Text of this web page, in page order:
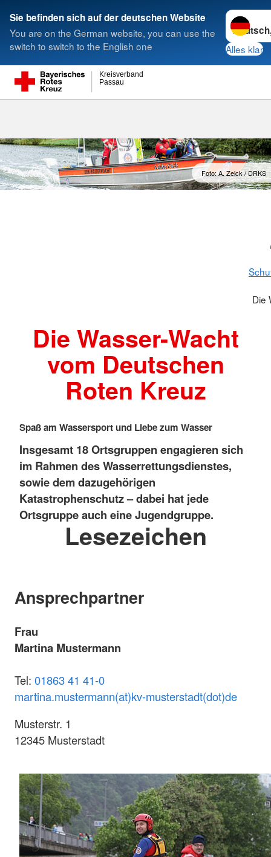
Sie befinden sich auf der deutschen Website
You are on the German website, you can use the
switch to switch to the English one
Sprache
Alles klar
Passau
Kreisverband
Suche
Foto: A. Zelck / DRKS
Die
Die Wasser-Wacht
vom Deutschen
Roten Kreuz
Spaß am Wassersport und Liebe zum Wasser
Insgesamt 18 Ortsgruppen engagieren sich
im Rahmen des Wasserrettungsdienstes,
sowie dem dazugehörigen
Katastrophenschutz – dabei hat jede
Ortsgruppe auch eine Jugendgruppe.
Lesezeichen
Ansprechpartner
Frau
Martina Mustermann
Tel: 01863 41 41-0
martina.mustermann(at)kv-musterstadt(dot)de
Musterstr. 1
12345 Musterstadt